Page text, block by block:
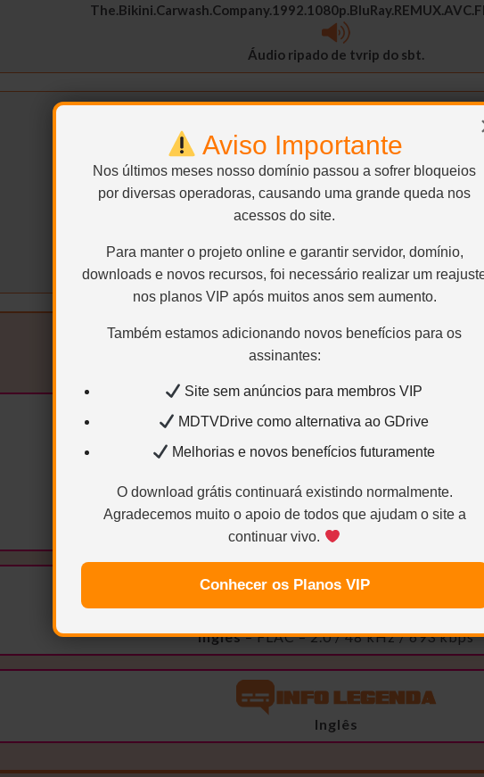
Aviso Importante
Nos últimos meses nosso domínio passou a sofrer bloqueios
por diversas operadoras, causando uma grande queda nos
acessos do site.
Para manter o projeto online e garantir servidor, domínio,
downloads e novos recursos, foi necessário realizar um
nos planos VIP após muitos anos sem aumento.
Também estamos adicionando novos benefícios para os
assinantes:
Site sem anúncios para membros VIP
MDTVDrive como alternativa ao GDrive
Melhorias e novos benefícios futuramente
O download grátis continuará existindo normalmente.
Agradecemos muito o apoio de todos que ajudam o site a
continuar vivo.
Conhecer os Planos VIP
Áudio ripado de tvrip do sbt.
The Bikini Carwash Company
Indisponivel
AVC / 1.224 / 24.000 FPS /High@L4.1
1322×1080 – 10.000 kbps
1322×1080 – 5.000 kbps= 3.36 GB
1322×1080 – 2.200 kbps= 1.49 GB
882×720 – 1.100 kbps
– AC3 / 2.0 / 48 kHz /
Inglês– FLAC – 2.0 / 48 kHz / 693 kbps
Inglês